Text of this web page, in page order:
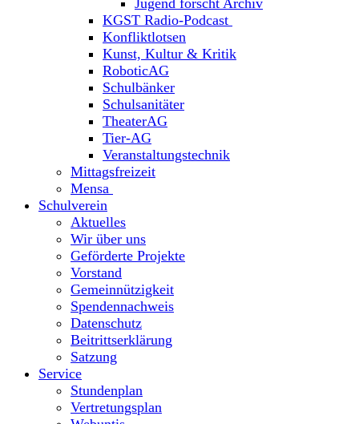
KGST Radio-Podcast
Konfliktlotsen
Kunst, Kultur & Kritik
RoboticAG
Schulbänker
Schulsanitäter
TheaterAG
Tier-AG
Veranstaltungstechnik
Mittagsfreizeit
Mensa
Schulverein
Aktuelles
Wir über uns
Geförderte Projekte
Vorstand
Gemeinnützigkeit
Spendennachweis
Datenschutz
Beitrittserklärung
Satzung
Service
Stundenplan
Vertretungsplan